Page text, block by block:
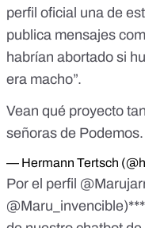
perfil oficial una de
publica mensajes
habrían abortado si
era macho”.
Vean qué proyecto
señoras de Podemos.
— Hermann Tertsch
Por el perfil